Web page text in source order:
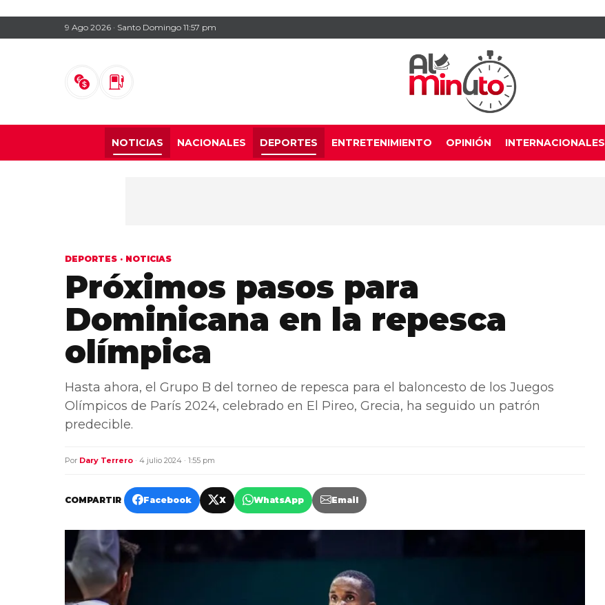
9 Ago 2026 · Santo Domingo 11:57 pm
NOTICIAS NACIONALES DEPORTES ENTRETENIMIENTO OPINIÓN INTERNACIONALES
DEPORTES · NOTICIAS
Próximos pasos para
Dominicana en la repesca
olímpica
Hasta ahora, el Grupo B del torneo de repesca para el baloncesto de los Juegos
Olímpicos de París 2024, celebrado en El Pireo, Grecia, ha seguido un patrón
predecible.
Por Dary Terrero · 4 julio 2024 · 1:55 pm
COMPARTIR Facebook X WhatsApp Email